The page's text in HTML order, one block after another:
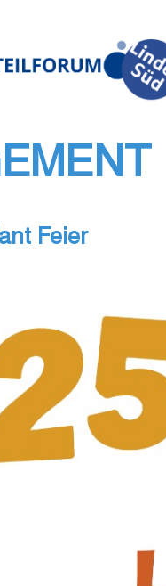
Feier